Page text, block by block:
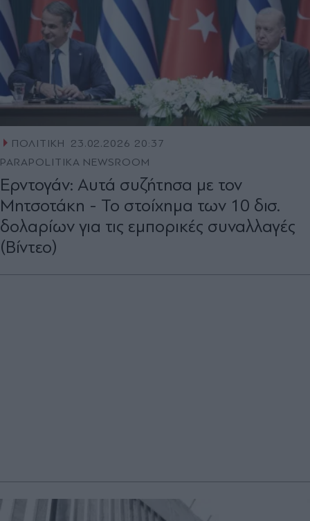
ΠΟΛΙΤΙΚΗ
23.02.2026 20:37
PARAPOLITIKA NEWSROOM
Ερντογάν: Αυτά συζήτησα με τον
Μητσοτάκη - Το στοίχημα των 10 δισ.
δολαρίων για τις εμπορικές συναλλαγές
(Βίντεο)